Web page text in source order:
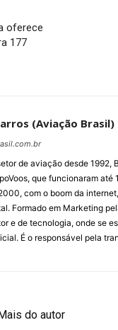
oferece
177
(Aviação Brasil)
de aviação desde
que funcionaram até
com o boom da
Formado em Marketing
e de tecnologia, onde se
É o responsável pela
do autor